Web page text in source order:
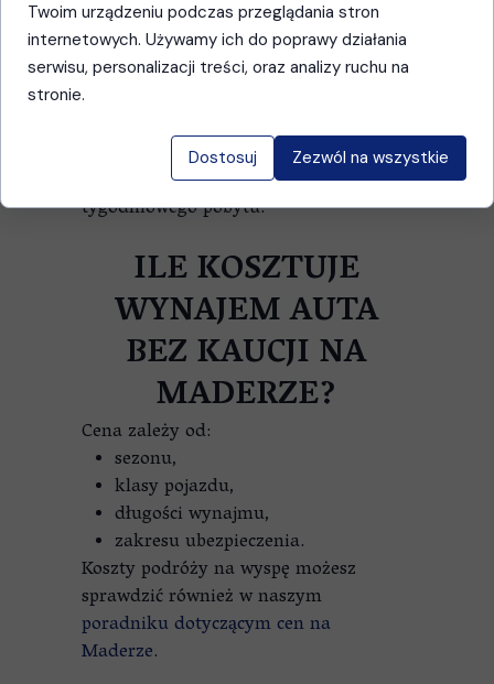
użytkowników.
Odbiór na lotnisku
Niektóre oferty wymagają transferu do
biura poza lotniskiem.
Limity kilometrów
Na Maderze większość turystów
pokonuje od 300 do 700 km podczas
tygodniowego pobytu.
ILE KOSZTUJE
WYNAJEM AUTA
BEZ KAUCJI NA
MADERZE?
Cena zależy od:
sezonu,
klasy pojazdu,
długości wynajmu,
zakresu ubezpieczenia.
Koszty podróży na wyspę możesz
sprawdzić również w naszym
poradniku dotyczącym cen na
Maderze.
Twoim urządzeniu podczas przeglądania stron
internetowych. Używamy ich do poprawy działania
serwisu, personalizacji treści, oraz analizy ruchu na
stronie.
Dostosuj Zezwól na wszystkie